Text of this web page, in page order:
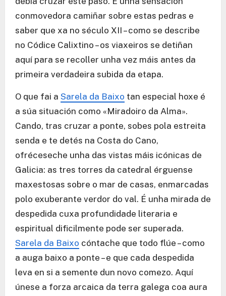
conmovedora camiñar sobre estas pedras e
saber que xa no século XII – como se describe
no Códice Calixtino – os viaxeiros se detiñan
aquí para se recoller unha vez máis antes da
primeira verdadeira subida da etapa.
O que fai a Sarela da Baixo tan especial hoxe é
a súa situación como «Miradoiro da Alma».
Cando, tras cruzar a ponte, sobes pola estreita
senda e te detés na Costa do Cano,
ofréceseche unha das vistas máis icónicas de
Galicia: as tres torres da catedral érguense
maxestosas sobre o mar de casas, enmarcadas
polo exuberante verdor do val. É unha mirada de
despedida cuxa profundidade literaria e
espiritual dificilmente pode ser superada.
Sarela da Baixo cóntache que todo flúe – como
a auga baixo a ponte – e que cada despedida
leva en si a semente dun novo comezo. Aquí
únese a forza arcaica da terra galega coa aura